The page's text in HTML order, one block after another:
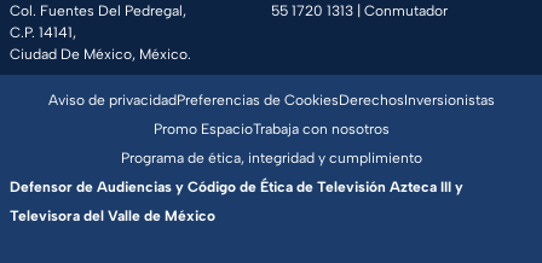
Col. Fuentes Del Pedregal,
C.P. 14141,
Ciudad De México, México.
55 1720 1313 | Conmutador
Aviso de privacidadPreferencias de CookiesDerechosInversionistas
Promo EspacioTrabaja con nosotros
Programa de ética, integridad y cumplimiento
Defensor de Audiencias y Código de Ética de Televisión Azteca III y
Televisora del Valle de México